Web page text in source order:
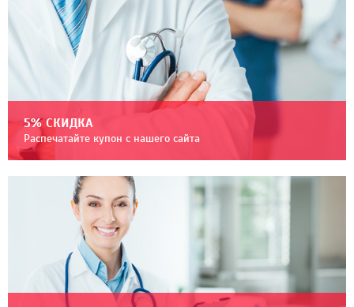
5% СКИДКА
Распечатайте купон с нашего сайта